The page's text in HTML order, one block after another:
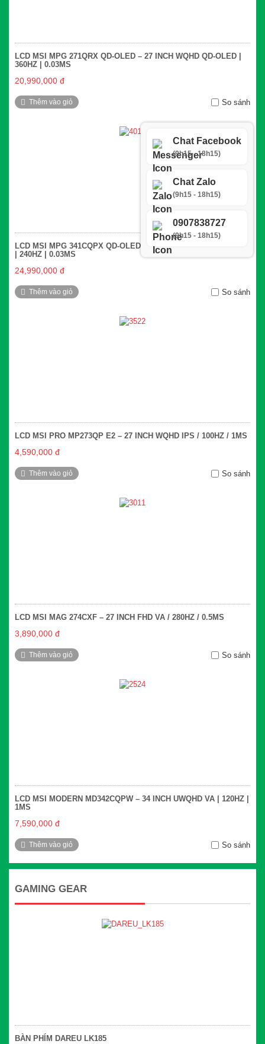
LCD MSI MPG 271QRX QD-OLED – 27 INCH WQHD QD-OLED |
360HZ | 0.03MS
20,990,000 đ
Thêm vào giỏ So sánh
LCD MSI MPG 341CQPX QD-OLED – 34 INCH UWQHD QD-OLED
| 240HZ | 0.03MS
24,990,000 đ
Thêm vào giỏ So sánh
LCD MSI PRO MP273QP E2 – 27 INCH WQHD IPS / 100HZ / 1MS
4,590,000 đ
Thêm vào giỏ So sánh
LCD MSI MAG 274CXF – 27 INCH FHD VA / 280HZ / 0.5MS
3,890,000 đ
Thêm vào giỏ So sánh
LCD MSI MODERN MD342CQPW – 34 INCH UWQHD VA | 120HZ |
1MS
7,590,000 đ
Thêm vào giỏ So sánh
GAMING GEAR
BÀN PHÍM DAREU LK185
Chat Facebook
(9h15 - 18h15)
Chat Zalo
(9h15 - 18h15)
0907838727
(9h15 - 18h15)